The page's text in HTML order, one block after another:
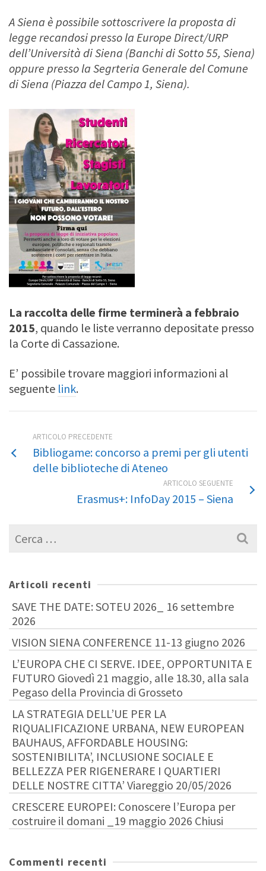
A Siena è possibile sottoscrivere la proposta di
legge recandosi presso la Europe Direct/URP
dell’Università di Siena (Banchi di Sotto 55, Siena)
oppure presso la Segrteria Generale del Comune
di Siena (Piazza del Campo 1, Siena).
La raccolta delle firme terminerà a febbraio
2015, quando le liste verranno depositate presso
la Corte di Cassazione.
E’ possibile trovare maggiori informazioni al
seguente link.
ARTICOLO PRECEDENTE
Bibliogame: concorso a premi per gli utenti
delle biblioteche di Ateneo
ARTICOLO SEGUENTE
Erasmus+: InfoDay 2015 – Siena
Cerca
per:
Articoli recenti
SAVE THE DATE: SOTEU 2026_ 16 settembre
2026
VISION SIENA CONFERENCE 11-13 giugno 2026
L’EUROPA CHE CI SERVE. IDEE, OPPORTUNITA E
FUTURO Giovedì 21 maggio, alle 18.30, alla sala
Pegaso della Provincia di Grosseto
LA STRATEGIA DELL’UE PER LA
RIQUALIFICAZIONE URBANA, NEW EUROPEAN
BAUHAUS, AFFORDABLE HOUSING:
SOSTENIBILITA’, INCLUSIONE SOCIALE E
BELLEZZA PER RIGENERARE I QUARTIERI
DELLE NOSTRE CITTA’ Viareggio 20/05/2026
CRESCERE EUROPEI: Conoscere l’Europa per
costruire il domani _19 maggio 2026 Chiusi
Commenti recenti